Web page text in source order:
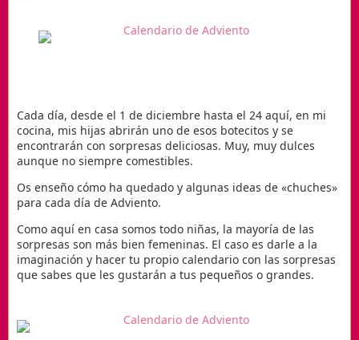
Cada día, desde el 1 de diciembre hasta el 24 aquí, en mi
cocina, mis hijas abrirán uno de esos botecitos y se
encontrarán con sorpresas deliciosas. Muy, muy dulces
aunque no siempre comestibles.
Os enseño cómo ha quedado y algunas ideas de «chuches»
para cada día de Adviento.
Como aquí en casa somos todo niñas, la mayoría de las
sorpresas son más bien femeninas. El caso es darle a la
imaginación y hacer tu propio calendario con las sorpresas
que sabes que les gustarán a tus pequeños o grandes.